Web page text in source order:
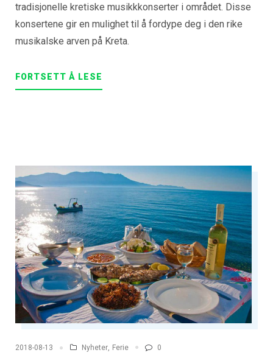
tradisjonelle kretiske musikkkonserter i området. Disse
konsertene gir en mulighet til å fordype deg i den rike
musikalske arven på Kreta.
FORTSETT Å LESE
2018-08-13 Nyheter, Ferie 0